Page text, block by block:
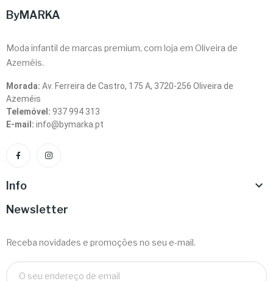
ByMARKA
Moda infantil de marcas premium, com loja em Oliveira de
Azeméis.
Morada: Av. Ferreira de Castro, 175 A, 3720-256 Oliveira de
Azeméis
Telemóvel: 937 994 313
E-mail: info@bymarka.pt
Info 
Newsletter
Receba novidades e promoções no seu e-mail.